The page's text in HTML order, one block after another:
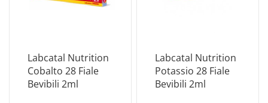
Labcatal Nutrition
Cobalto 28 Fiale
Bevibili 2ml
Labcatal Nutrition
Potassio 28 Fiale
Bevibili 2ml